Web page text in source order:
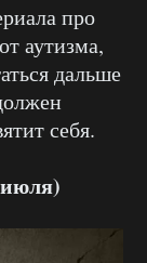
про
аутизма,
дальше
себя.